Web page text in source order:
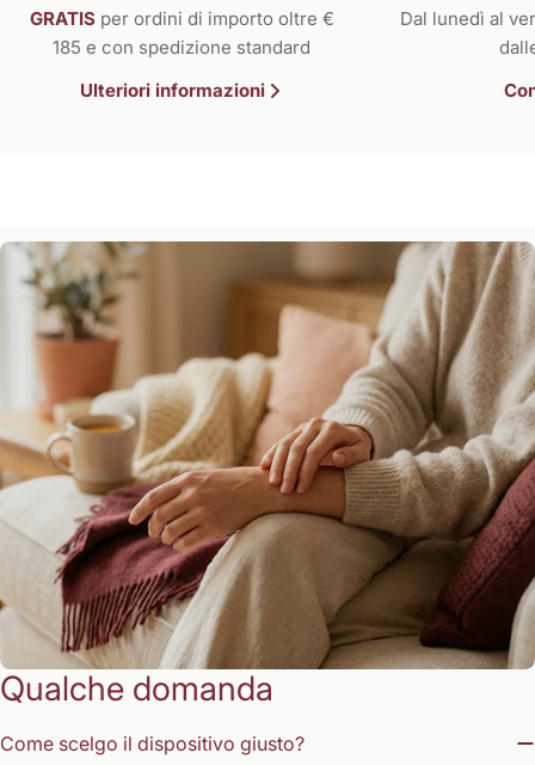
GRATIS per ordini di importo oltre €
185 e con spedizione standard
Ulteriori informazioni
Dal lunedì al
Qualche domanda
Come scelgo il dispositivo giusto?